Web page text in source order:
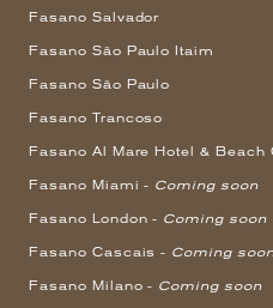
Fasano Salvador
Fasano São Paulo Itaim
Fasano São Paulo
Fasano Trancoso
Fasano Al Mare Hotel & Beach
Fasano Miami - Coming soon
Fasano London - Coming soon
Fasano Cascais - Coming
Fasano Milano - Coming soon